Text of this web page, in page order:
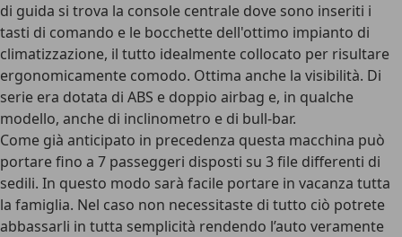
di guida si trova la console centrale dove sono inseriti i
tasti di comando e le bocchette dell'ottimo impianto di
climatizzazione, il tutto idealmente collocato per risultare
ergonomicamente comodo. Ottima anche la visibilità. Di
serie era dotata di ABS e doppio airbag e, in qualche
modello, anche di inclinometro e di bull-bar.
Come già anticipato in precedenza questa macchina può
portare fino a 7 passeggeri disposti su 3 file differenti di
sedili. In questo modo sarà facile portare in vacanza tutta
la famiglia. Nel caso non necessitaste di tutto ciò potrete
abbassarli in tutta semplicità rendendo l’auto veramente